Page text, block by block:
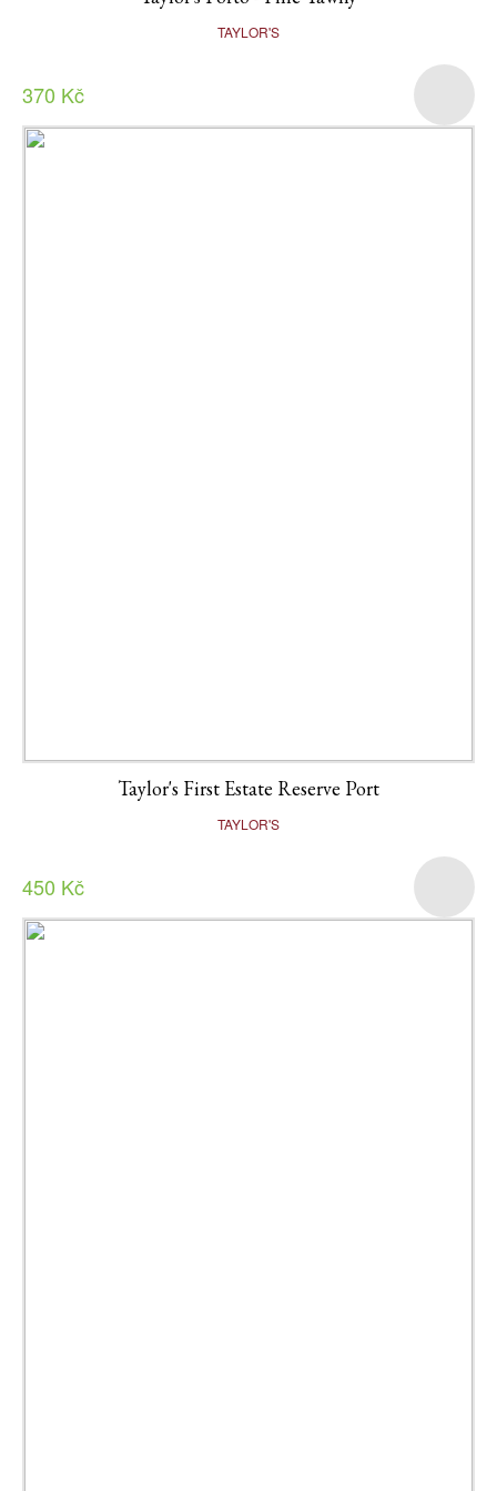
TAYLOR'S
370 Kč
Taylor's First Estate Reserve Port
TAYLOR'S
450 Kč